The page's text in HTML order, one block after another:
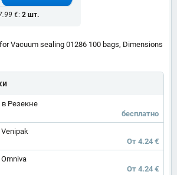
€: 2 шт.
Vacuum sealing 01286 100 bags, Dimensions
Резекне
бесплатно
От 4.24 €
От 4.24 €